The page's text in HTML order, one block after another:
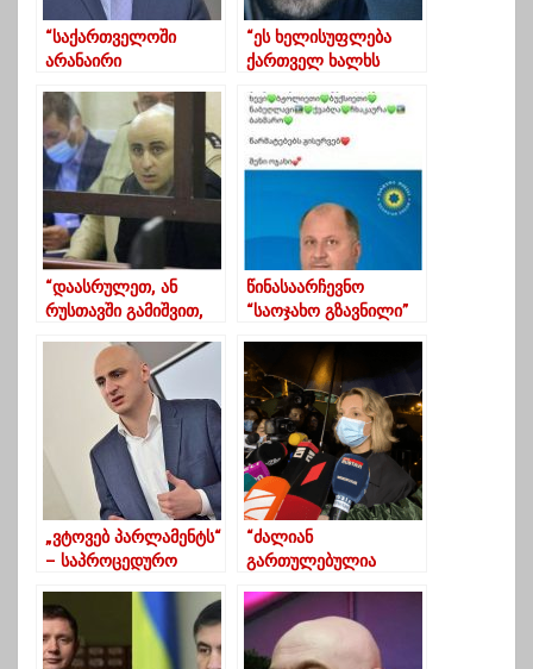
“საქართველოში
არანაირი
არსებობს“-გივი
მიქანაძე
“ეს ხელისუფლება
ქართველ ხალხს
უსახო მონების მასას”
“დაასრულეთ, ან
რუსთავში გამიშვით,
წინასაარჩევნო
“საოჯახო გზავნილი”
კანდიდატს
„ვტოვებ პარლამენტს“
– საპროცედურო
ნიკა მელიასთვის
სადეპუტატო უფლება-
მოსილების შეწყვეტას
“ძალიან
გართულებულია
სადღაც, ჩემთვის
გაურკვველია, სად” –
ნინო ლომჯარიამ